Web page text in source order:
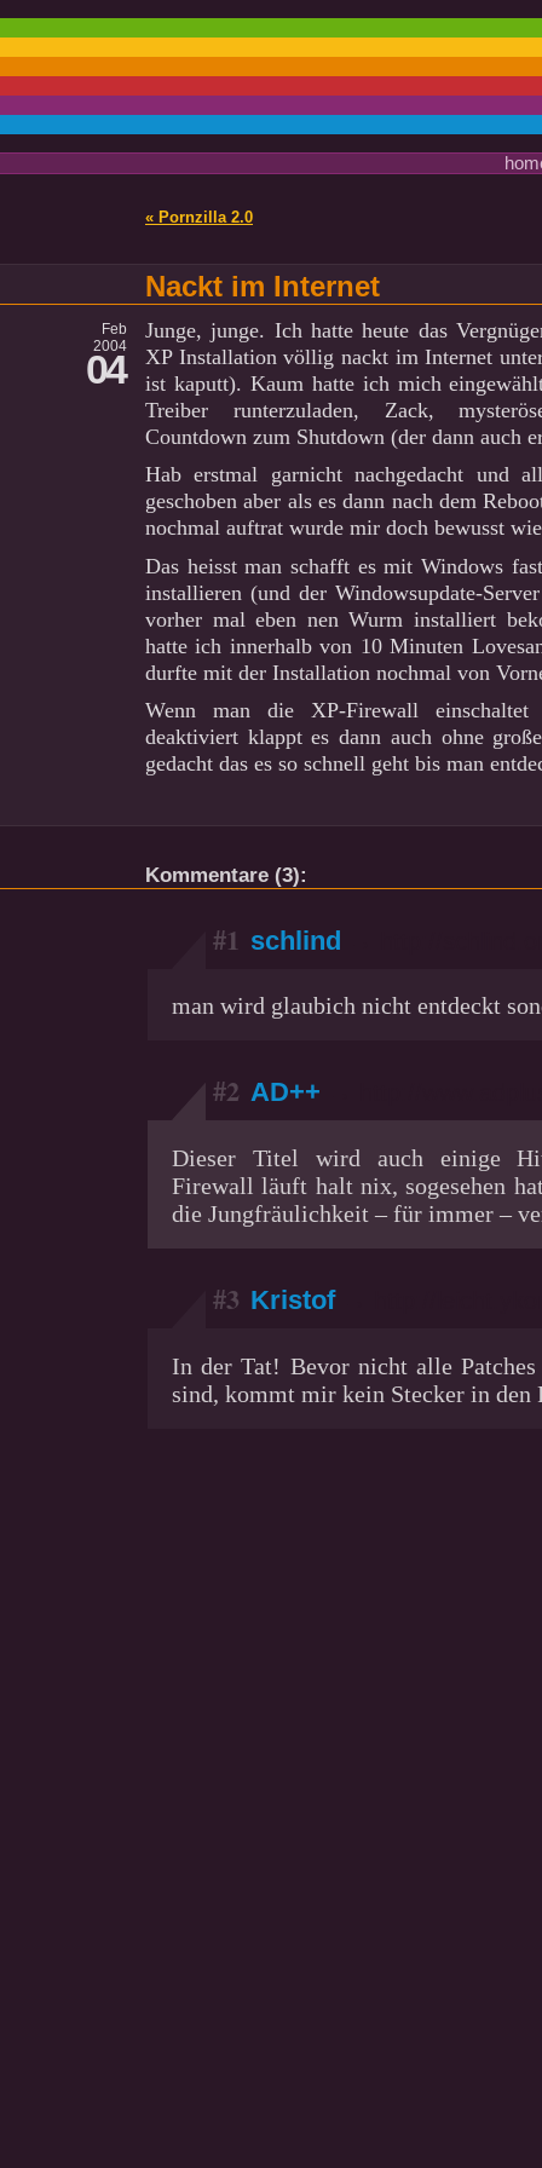
« Pornzilla 2.0
Nackt im Internet
Feb
2004
04
Junge, junge. Ich hatte heute das
XP Installation völlig nackt im Internet
ist kaputt). Kaum hatte ich mich
Treiber runterzuladen, Zack,
Countdown zum Shutdown (der dann auch
Hab erstmal garnicht nachgedacht und
geschoben aber als es dann nach dem
nochmal auftrat wurde mir doch bewusst
Das heisst man schafft es mit Windows
installieren (und der Windowsupdate-
vorher mal eben nen Wurm installiert
hatte ich innerhalb von 10 Minuten
durfte mit der Installation nochmal von
Wenn man die XP-Firewall einschaltet
deaktiviert klappt es dann auch ohne
gedacht das es so schnell geht bis man
Kommentare (3):
#1 schlind
man wird glaubich nicht entdeckt
#2 AD++
Dieser Titel wird auch einige
Firewall läuft halt nix, sogesehen
die Jungfräulichkeit – für immer –
#3 Kristof
In der Tat! Bevor nicht alle
sind, kommt mir kein Stecker in den